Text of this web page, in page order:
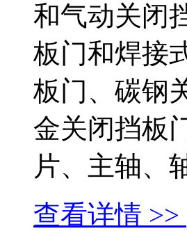
和气动关闭
板门和焊接
板门、碳钢
金关闭挡板
片、主轴、
查看详情 >>